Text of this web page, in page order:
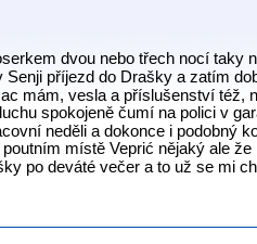
dvou nebo třech nocí taky
Senji příjezd do Drašky a zatím
mám, vesla a příslušenství též,
spokojeně čumí na polici v
neděli a dokonce i podobný
místě Veprić nějaký ale
po deváté večer a to už se mi